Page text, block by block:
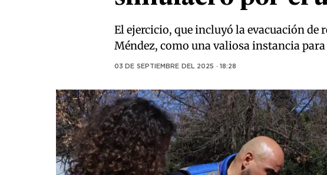
El ejercicio, que incluyó la evacuación
Méndez, como una valiosa instancia
03 DE SEPTIEMBRE DEL 2025 · 18:28